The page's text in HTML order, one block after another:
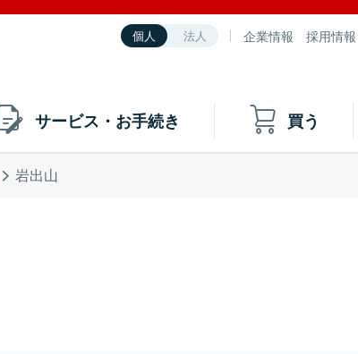
個人 法人 企業情報 採用情報
サービス・お手続き 買う
岩出山